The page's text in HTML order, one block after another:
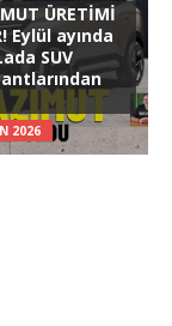
ÜRETİMİ
Eylül ayında
SUV
2026